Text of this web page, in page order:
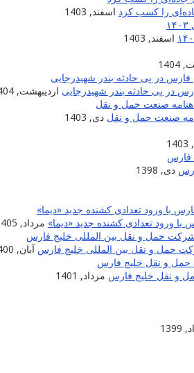
اسفند, 1403
اسفند, 1403
در پی حادثه بندر شهیدرجایی اردیبهشت, 1404
صنعت حمل و نقل دی, 1403
دی, 1398
ورود تعدادی کشنده جدید «دیما» مرداد, 1405
آبان, 1400
مرداد, 1401